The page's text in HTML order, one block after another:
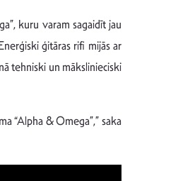
kuru varam sagaidīt jau
ģitāras rifi mijās ar
tehniski un mākslinieciski
“Alpha & Omega”,” saka